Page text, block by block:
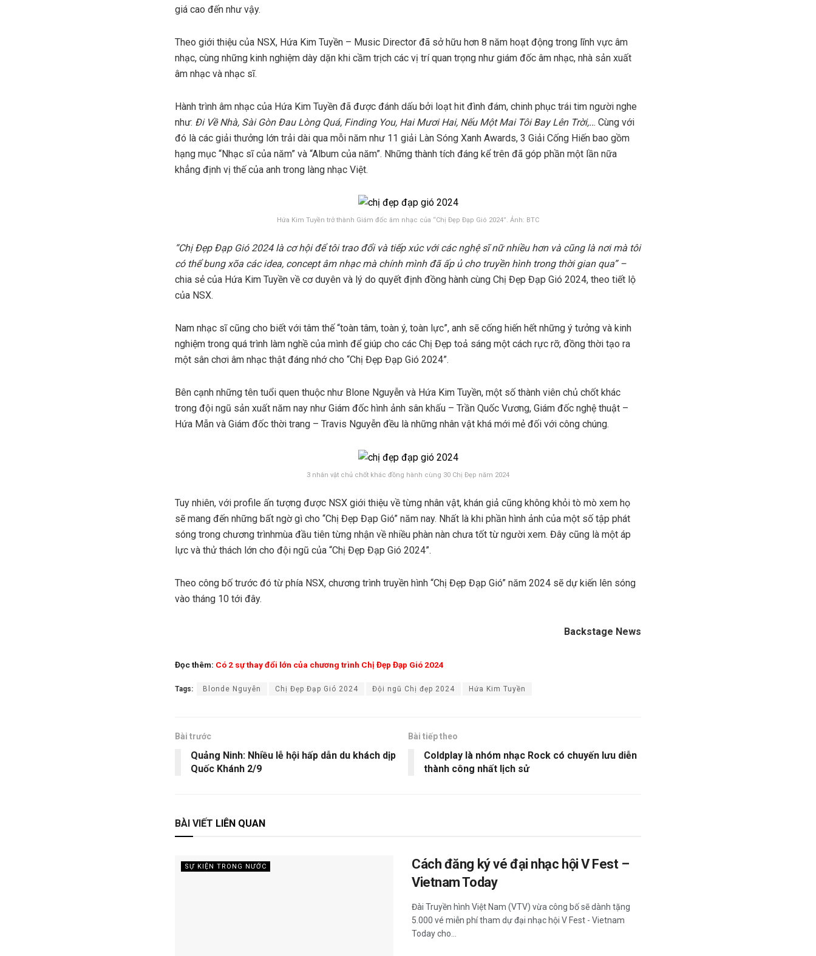
giá cao đến như vậy.
Theo giới thiệu của NSX, Hứa Kim Tuyền – Music Director đã sở hữu hơn 8 năm hoạt động trong lĩnh vực âm
nhạc, cùng những kinh nghiệm dày dặn khi cầm trịch các vị trí quan trọng như giám đốc âm nhạc, nhà sản xuất
âm nhạc và nhạc sĩ.
Hành trình âm nhạc của Hứa Kim Tuyền đã được đánh dấu bởi loạt hit đình đám, chinh phục trái tim người nghe
như: Đi Về Nhà, Sài Gòn Đau Lòng Quá, Finding You, Hai Mươi Hai, Nếu Một Mai Tôi Bay Lên Trời,... Cùng với
đó là các giải thưởng lớn trải dài qua mỗi năm như 11 giải Làn Sóng Xanh Awards, 3 Giải Cống Hiến bao gồm
hạng mục “Nhạc sĩ của năm” và “Album của năm”. Những thành tích đáng kể trên đã góp phần một lần nữa
khẳng định vị thế của anh trong làng nhạc Việt.
Hứa Kim Tuyền trở thành Giám đốc âm nhạc của “Chị Đẹp Đạp Gió 2024”. Ảnh: BTC
“Chị Đẹp Đạp Gió 2024 là cơ hội để tôi trao đổi và tiếp xúc với các nghệ sĩ nữ nhiều hơn và cũng là nơi mà tôi
có thể bung xõa các idea, concept âm nhạc mà chính mình đã ấp ủ cho truyền hình trong thời gian qua” –
chia sẻ của Hứa Kim Tuyền về cơ duyên và lý do quyết định đồng hành cùng Chị Đẹp Đạp Gió 2024, theo tiết lộ
của NSX.
Nam nhạc sĩ cũng cho biết với tâm thế “toàn tâm, toàn ý, toàn lực”, anh sẽ cống hiến hết những ý tưởng và kinh
nghiệm trong quá trình làm nghề của mình để giúp cho các Chị Đẹp toả sáng một cách rực rỡ, đồng thời tạo ra
một sân chơi âm nhạc thật đáng nhớ cho “Chị Đẹp Đạp Gió 2024”.
Bên cạnh những tên tuổi quen thuộc như Blone Nguyễn và Hứa Kim Tuyền, một số thành viên chủ chốt khác
trong đội ngũ sản xuất năm nay như Giám đốc hình ảnh sân khấu – Trần Quốc Vương, Giám đốc nghệ thuật –
Hứa Mẫn và Giám đốc thời trang – Travis Nguyễn đều là những nhân vật khá mới mẻ đối với công chúng.
3 nhân vật chủ chốt khác đồng hành cùng 30 Chị Đẹp năm 2024
Tuy nhiên, với profile ấn tượng được NSX giới thiệu về từng nhân vật, khán giả cũng không khỏi tò mò xem họ
sẽ mang đến những bất ngờ gì cho “Chị Đẹp Đạp Gió” năm nay. Nhất là khi phần hình ảnh của một số tập phát
sóng trong chương trìnhmùa đầu tiên từng nhận về nhiều phàn nàn chưa tốt từ người xem. Đây cũng là một áp
lực và thử thách lớn cho đội ngũ của “Chị Đẹp Đạp Gió 2024”.
Theo công bố trước đó từ phía NSX, chương trình truyền hình “Chị Đẹp Đạp Gió” năm 2024 sẽ dự kiến lên sóng
vào tháng 10 tới đây.
Backstage News
Đọc thêm: Có 2 sự thay đổi lớn của chương trình Chị Đẹp Đạp Gió 2024
Tags: Blonde Nguyễn Chị Đẹp Đạp Gió 2024 Đội ngũ Chị đẹp 2024 Hứa Kim Tuyền
Bài trước
Quảng Ninh: Nhiều lễ hội hấp dẫn du khách dịp
Quốc Khánh 2/9
Bài tiếp theo
Coldplay là nhóm nhạc Rock có chuyến lưu diễn
thành công nhất lịch sử
BÀI VIẾT LIÊN QUAN
SỰ KIỆN TRONG NƯỚC
Cách đăng ký vé đại nhạc hội V Fest –
Vietnam Today
Đài Truyền hình Việt Nam (VTV) vừa công bố sẽ dành tặng
5.000 vé miễn phí tham dự đại nhạc hội V Fest - Vietnam
Today cho...